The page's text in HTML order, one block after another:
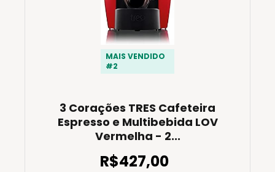
MAIS VENDIDO
#2
3 Corações TRES Cafeteira
Espresso e Multibebida LOV
Vermelha - 2...
R$427,00